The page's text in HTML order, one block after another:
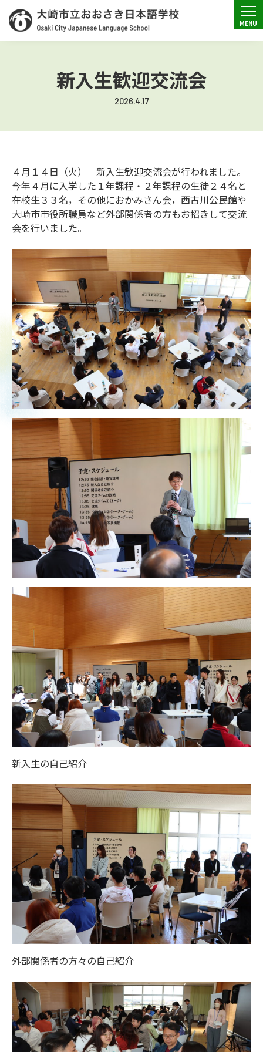
新入生歓迎交流会
2026.4.17
４月１４日（火） 新入生歓迎交流会が行われました。
今年４月に入学した１年課程・２年課程の生徒２４名と
在校生３３名，その他におかみさん会，西古川公民館や
大崎市市役所職員など外部関係者の方もお招きして交流
会を行いました。
新入生の自己紹介
外部関係者の方々の自己紹介